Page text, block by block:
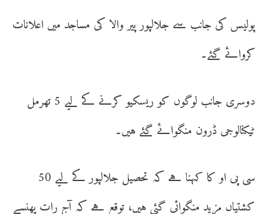
پولیس کی جانب سے جلالپور پیر والا کی مساجد میں اعلانات
کروائے گئے۔
دوسری جانب لوگوں کو ریسکیو کرنے کے لیے 5 تھرمل
ٹیکنالوجی ڈرون منگوائے گئے ہیں۔
سی پی او کا کہنا ہے کہ تحصیل جلالپور کے لیے 50
کشتیاں مزید منگوائی گئی ہیں، توقع ہے کہ آج رات پھنسے